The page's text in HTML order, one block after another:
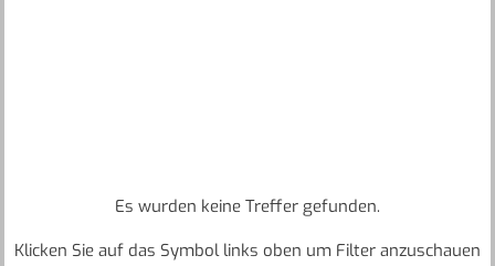
Es wurden keine Treffer gefunden.
Klicken Sie auf das Symbol links oben um Filter anzuschauen